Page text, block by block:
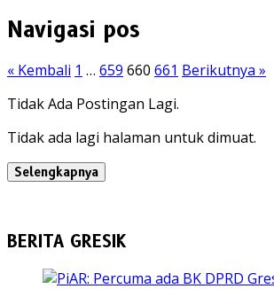
Navigasi pos
« Kembali 1 … 659 660 661 Berikutnya »
Tidak Ada Postingan Lagi.
Tidak ada lagi halaman untuk dimuat.
Selengkapnya
BERITA GRESIK